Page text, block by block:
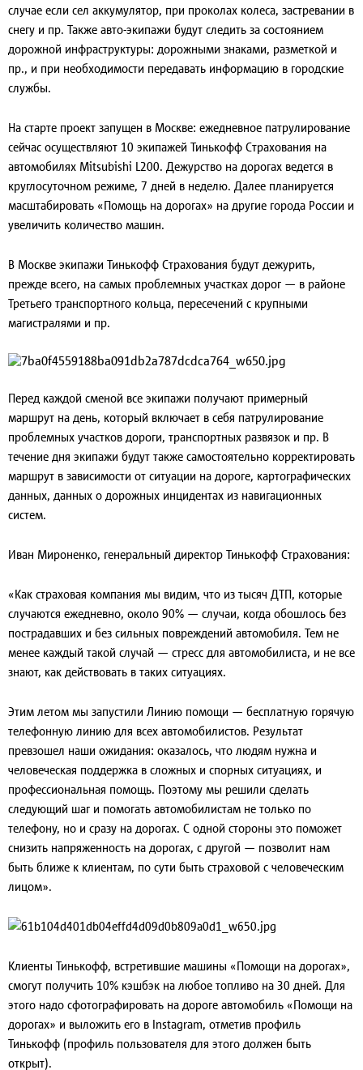
случае если сел аккумулятор, при проколах колеса, застревании в
снегу и пр. Также авто-экипажи будут следить за состоянием
дорожной инфраструктуры: дорожными знаками, разметкой и
пр., и при необходимости передавать информацию в городские
службы.
На старте проект запущен в Москве: ежедневное патрулирование
сейчас осуществляют 10 экипажей Тинькофф Страхования на
автомобилях Mitsubishi L200. Дежурство на дорогах ведется в
круглосуточном режиме, 7 дней в неделю. Далее планируется
масштабировать «Помощь на дорогах» на другие города России и
увеличить количество машин.
В Москве экипажи Тинькофф Страхования будут дежурить,
прежде всего, на самых проблемных участках дорог — в районе
Третьего транспортного кольца, пересечений с крупными
магистралями и пр.
Перед каждой сменой все экипажи получают примерный
маршрут на день, который включает в себя патрулирование
проблемных участков дороги, транспортных развязок и пр. В
течение дня экипажи будут также самостоятельно корректировать
маршрут в зависимости от ситуации на дороге, картографических
данных, данных о дорожных инцидентах из навигационных
систем.
Иван Мироненко, генеральный директор Тинькофф Страхования:
«Как страховая компания мы видим, что из тысяч ДТП, которые
случаются ежедневно, около 90% — случаи, когда обошлось без
пострадавших и без сильных повреждений автомобиля. Тем не
менее каждый такой случай — стресс для автомобилиста, и не все
знают, как действовать в таких ситуациях.
Этим летом мы запустили Линию помощи — бесплатную горячую
телефонную линию для всех автомобилистов. Результат
превзошел наши ожидания: оказалось, что людям нужна и
человеческая поддержка в сложных и спорных ситуациях, и
профессиональная помощь. Поэтому мы решили сделать
следующий шаг и помогать автомобилистам не только по
телефону, но и сразу на дорогах. С одной стороны это поможет
снизить напряженность на дорогах, с другой — позволит нам
быть ближе к клиентам, по сути быть страховой с человеческим
лицом».
Клиенты Тинькофф, встретившие машины «Помощи на дорогах»,
смогут получить 10% кэшбэк на любое топливо на 30 дней. Для
этого надо сфотографировать на дороге автомобиль «Помощи на
дорогах» и выложить его в Instagram, отметив профиль
Тинькофф (профиль пользователя для этого должен быть
открыт).